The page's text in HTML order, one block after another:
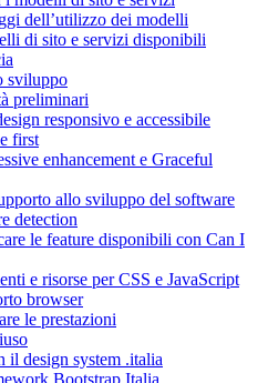
dell’utilizzo dei modelli
di sito e servizi disponibili
sviluppo
preliminari
responsivo e accessibile
first
enhancement e Graceful
allo sviluppo del software
detection
le feature disponibili con Can I
e risorse per CSS e JavaScript
browser
le prestazioni
il design system .italia
Bootstrap Italia